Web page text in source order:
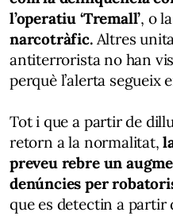
l’operatiu ‘Tremall’, o
narcotràfic.Altres
antiterrorista no han
perquè l’alerta segueix
Tot i que a partir de
retorn a la normalitat,
preveu rebre un
denúncies per
que es detectin a partir